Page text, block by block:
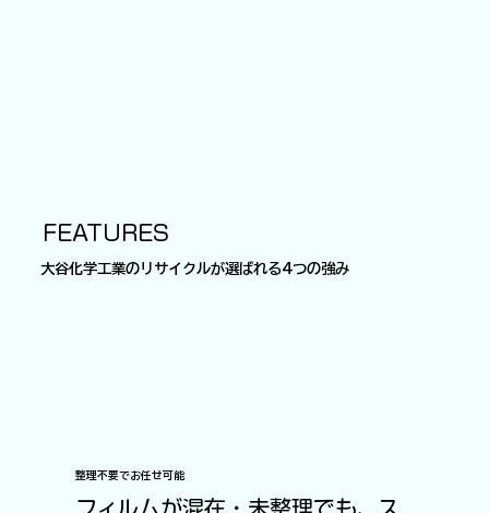
整理不要でお任せ可能
フィルムが混在・未整理でも、ス
FEATURES
大谷化学工業のリサイクルが選ばれる4つの強み